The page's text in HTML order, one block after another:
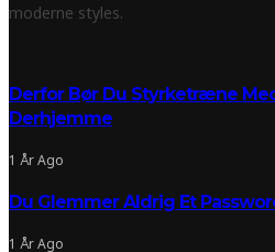
moderne styles.
Derfor Bør Du Styrketræne
Derhjemme
1 År Ago
Du Glemmer Aldrig Et
1 År Ago